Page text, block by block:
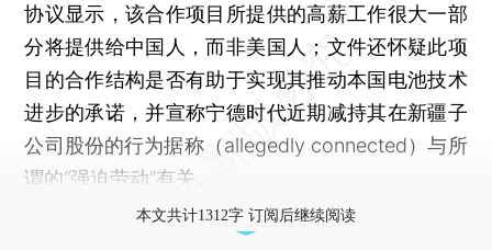
协议显示，该合作项目所提供的高薪工作很大一部
分将提供给中国人，而非美国人；文件还怀疑此项
目的合作结构是否有助于实现其推动本国电池技术
进步的承诺，并宣称宁德时代近期减持其在新疆子
公司股份的行为据称（allegedly connected）与所
谓的“强迫劳动”有关。
本文共计1312字 订阅后继续阅读